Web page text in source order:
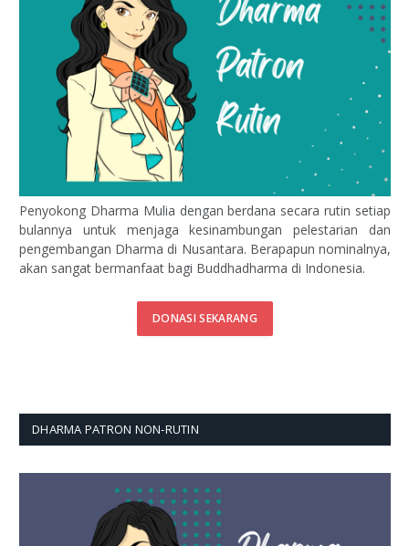
Penyokong Dharma Mulia dengan berdana secara rutin setiap
bulannya untuk menjaga kesinambungan pelestarian dan
pengembangan Dharma di Nusantara. Berapapun nominalnya,
akan sangat bermanfaat bagi Buddhadharma di Indonesia.
DONASI SEKARANG
DHARMA PATRON NON-RUTIN